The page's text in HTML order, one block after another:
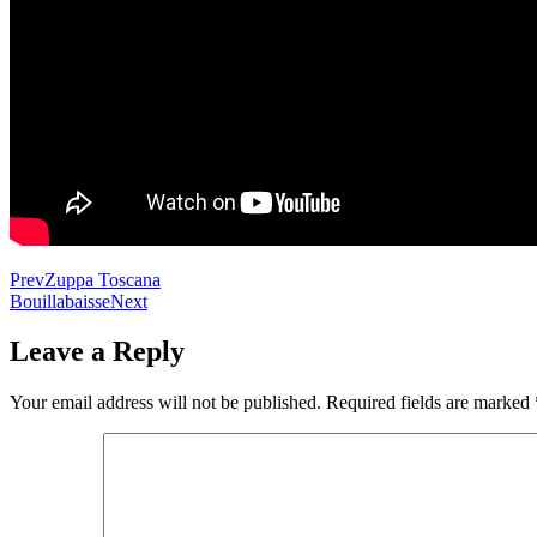
PrevZuppa Toscana
BouillabaisseNext
Leave a Reply
Your email address will not be published. Required fields are marked